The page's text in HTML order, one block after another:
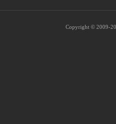
Copyright © 2009-